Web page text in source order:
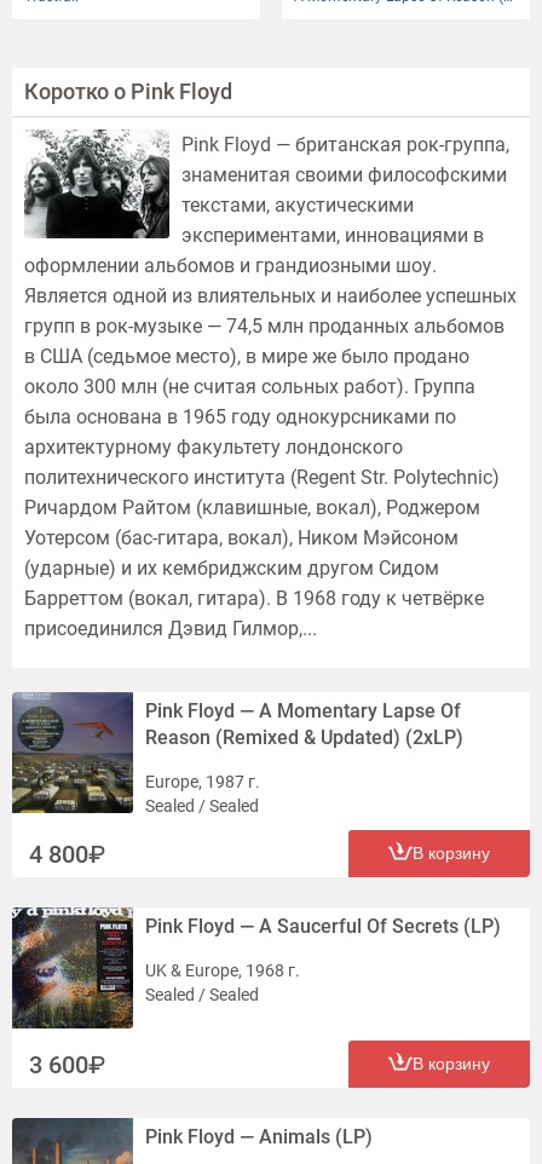
Коротко о Pink Floyd
Pink Floyd — британская рок-группа,
знаменитая своими философскими
текстами, акустическими
экспериментами, инновациями в
оформлении альбомов и грандиозными шоу.
Является одной из влиятельных и наиболее успешных
групп в рок-музыке — 74,5 млн проданных альбомов
в США (седьмое место), в мире же было продано
около 300 млн (не считая сольных работ). Группа
была основана в 1965 году однокурсниками по
архитектурному факультету лондонского
политехнического института (Regent Str. Polytechnic)
Ричардом Райтом (клавишные, вокал), Роджером
Уотерсом (бас-гитара, вокал), Ником Мэйсоном
(ударные) и их кембриджским другом Сидом
Барреттом (вокал, гитара). В 1968 году к четвёрке
присоединился Дэвид Гилмор,...
Pink Floyd — A Momentary Lapse Of
Reason (Remixed & Updated) (2xLP)
Europe, 1987 г.
Sealed / Sealed
4 800 В корзину
Pink Floyd — A Saucerful Of Secrets (LP)
UK & Europe, 1968 г.
Sealed / Sealed
3 600 В корзину
Pink Floyd — Animals (LP)